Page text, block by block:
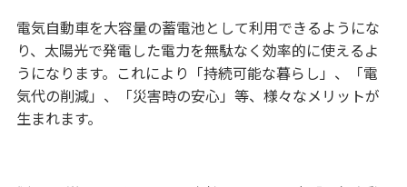
電気自動車を大容量の蓄電池として利用できるようにな
り、太陽光で発電した電力を無駄なく効率的に使えるよ
うになります。これにより「持続可能な暮らし」、「電
気代の削減」、「災害時の安心」等、様々なメリットが
生まれます。